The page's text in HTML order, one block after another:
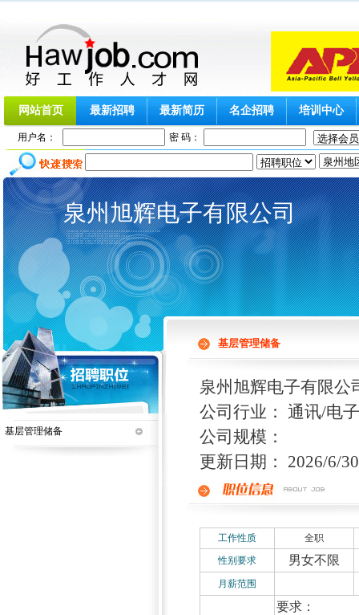
网站首页 最新招聘 最新简历 名企招聘 培训中心
用户名： 密 码：
泉州旭辉电子有限公司
基层管理储备
基层管理储备
泉州旭辉电子有限公
公司行业： 通讯/电
公司规模：
更新日期： 2026/6/
工作性质
全职
性别要求
男女不限
月薪范围
要求：